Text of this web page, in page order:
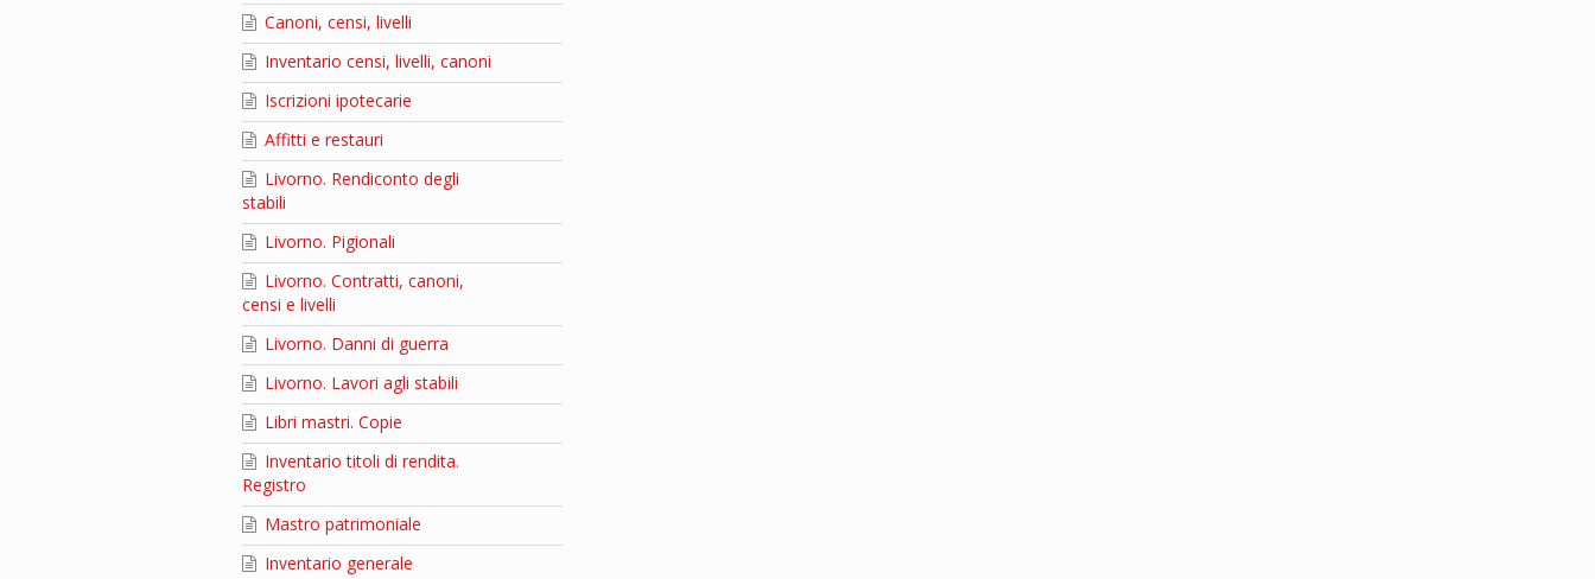
Canoni, censi, livelli
Inventario censi, livelli, canoni
Iscrizioni ipotecarie
Affitti e restauri
Livorno. Rendiconto degli
stabili
Livorno. Pigionali
Livorno. Contratti, canoni,
censi e livelli
Livorno. Danni di guerra
Livorno. Lavori agli stabili
Libri mastri. Copie
Inventario titoli di rendita.
Registro
Mastro patrimoniale
Inventario generale